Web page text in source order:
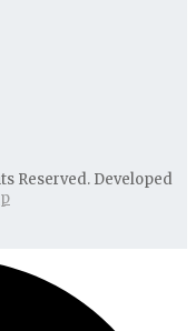
Reserved. Developed